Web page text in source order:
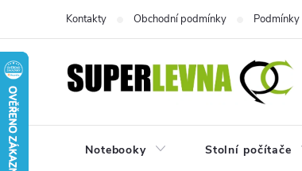
obsah
Kontakty Obchodní podmínky Podmínky
Notebooky Stolní počítače